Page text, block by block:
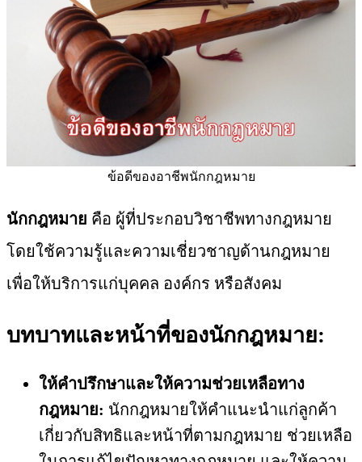
ข้อดีของอาชีพนักกฎหมาย
นักกฎหมาย คือ ผู้ที่ประกอบวิชาชีพทางกฎหมาย
โดยใช้ความรู้และความเชี่ยวชาญด้านกฎหมาย
เพื่อให้บริการแก่บุคคล องค์กร หรือสังคม
บทบาทและหน้าที่ของนักกฎหมาย:
ให้คำปรึกษาและให้ความช่วยเหลือทาง
กฎหมาย: นักกฎหมายให้คำแนะนำแก่ลูกค้า
เกี่ยวกับสิทธิและหน้าที่ตามกฎหมาย ช่วยเหลือ